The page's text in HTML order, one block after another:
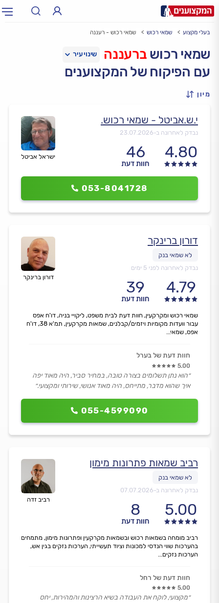
עירעיר: תל אביב, חיפה…
בעלי מקצוע שמאי רכוש שמאי רכוש - רעננה
שמאי רכוש ברעננה
עם הפיקוח של המקצוענים
מיון
ישראל אביטל
י.ש.אביטל - שמאי רכוש.
נבדק לאחרונה ב-23.07.2026
4.80
46
חוות דעת
053-8041728
דורון ברינקר
דורון ברינקר
נבדק לאחרונה לפני 5 ימים
4.79
39
חוות דעת
055-4599090
שמאי רכוש ומקרקעין, חוות דעת לבית משפט, ליקויי בניה, דו'ח אפס
עבור וועדות מקומיות ויזמים/קבלנים, שמאות מקרקעין, תמ'א 38, דו'ח
אפס, שמאי...
חוות דעת של בערל
5.00
״הוא נתן תשלומים בצורה טובה, במחיר סביר, היה מאוד יפה
איך שהוא מדבר, מתייחס, היה מאוד אנושי, שירותי ומקצועי.״
רביב זדה
רביב שמאות פתרונות מימון
נבדק לאחרונה ב-07.07.2026
5.00
8
חוות דעת
רביב מומחה בשמאות רכוש ובשמאות מקרקעין ופתרונות מימון, מתמחים
בהערכות שווי הנדסי למכונות וציוד תעשייתי, הערכות נזקים בגין אש,
הערכות נזקים...
חוות דעת של רחל
5.00
״מקצועי, לוקח את העבודה בשיא הרצינות והמהירות, יחס